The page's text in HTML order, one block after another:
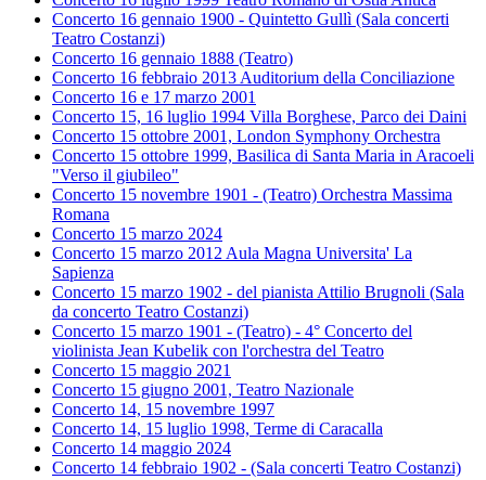
Concerto 16 gennaio 1900 - Quintetto Gullì (Sala concerti
Teatro Costanzi)
Concerto 16 gennaio 1888 (Teatro)
Concerto 16 febbraio 2013 Auditorium della Conciliazione
Concerto 16 e 17 marzo 2001
Concerto 15, 16 luglio 1994 Villa Borghese, Parco dei Daini
Concerto 15 ottobre 2001, London Symphony Orchestra
Concerto 15 ottobre 1999, Basilica di Santa Maria in Aracoeli
"Verso il giubileo"
Concerto 15 novembre 1901 - (Teatro) Orchestra Massima
Romana
Concerto 15 marzo 2024
Concerto 15 marzo 2012 Aula Magna Universita' La
Sapienza
Concerto 15 marzo 1902 - del pianista Attilio Brugnoli (Sala
da concerto Teatro Costanzi)
Concerto 15 marzo 1901 - (Teatro) - 4° Concerto del
violinista Jean Kubelik con l'orchestra del Teatro
Concerto 15 maggio 2021
Concerto 15 giugno 2001, Teatro Nazionale
Concerto 14, 15 novembre 1997
Concerto 14, 15 luglio 1998, Terme di Caracalla
Concerto 14 maggio 2024
Concerto 14 febbraio 1902 - (Sala concerti Teatro Costanzi)